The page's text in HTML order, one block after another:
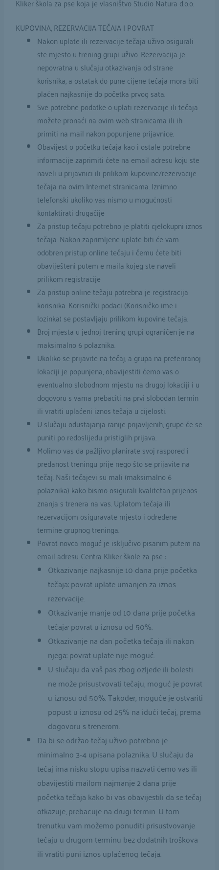
KUPOVINA, REZERVACIJA TEČAJA I POVRAT
Nakon uplate ili rezervacije tečaja uživo osigurali
ste mjesto u trening grupi uživo. Rezervacija je
nepovratna u slučaju otkazivanja od strane
korisnika, a ostatak do pune cijene tečaja mora biti
plaćen najkasnije do početka prvog sata.
Sve potrebne podatke o uplati rezervacije ili tečaja
možete pronaći na ovim web stranicama ili ih
primiti na mail nakon popunjene prijavnice.
Obavijest o početku tečaja kao i ostale potrebne
informacije zaprimiti ćete na email adresu koju ste
naveli u prijavnici ili prilikom kupovine/rezervacije
tečaja na ovim Internet stranicama. Iznimno
telefonski ukoliko vas nismo u mogućnosti
kontaktirati drugačije
Za pristup tečaju potrebno je platiti cjelokupni iznos
tečaja. Nakon zaprimljene uplate biti će vam
odobren pristup online tečaju i čemu ćete biti
obaviješteni putem e maila kojeg ste naveli
prilikom registracije
Za pristup online tečaju potrebna je registracija
korisnika. Korisnički podaci (Korisničko ime i
lozinka) se postavljaju prilikom kupovine tečaja.
Broj mjesta u jednoj trening grupi ograničen je na
maksimalno 6 polaznika.
Ukoliko se prijavite na tečaj, a grupa na preferiranoj
lokaciji je popunjena, obavijestiti ćemo vas o
eventualno slobodnom mjestu na drugoj lokaciji i u
dogovoru s vama prebaciti na prvi slobodan termin
ili vratiti uplaćeni iznos tečaja u cijelosti.
U slučaju odustajanja ranije prijavljenih, grupe će se
puniti po redoslijedu pristiglih prijava.
Molimo vas da pažljivo planirate svoj raspored i
predanost treningu prije nego što se prijavite na
tečaj. Naši tečajevi su mali (maksimalno 6
polaznika) kako bismo osigurali kvalitetan prijenos
znanja s trenera na vas. Uplatom tečaja ili
rezervacijom osiguravate mjesto i određene
termine grupnog treninga.
Povrat novca moguć je isključivo pisanim putem na
email adresu Centra Kliker škole za pse :
Otkazivanje najkasnije 10 dana prije početka
tečaja: povrat uplate umanjen za iznos
rezervacije.
Otkazivanje manje od 10 dana prije početka
tečaja: povrat u iznosu od 50%.
Otkazivanje na dan početka tečaja ili nakon
njega: povrat uplate nije moguć.
U slučaju da vaš pas zbog ozljede ili bolesti
ne može prisustvovati tečaju, moguć je povrat
u iznosu od 50%. Također, moguće je ostvariti
popust u iznosu od 25% na idući tečaj, prema
dogovoru s trenerom.
Da bi se održao tečaj uživo potrebno je
minimalno 3-4 upisana polaznika. U slučaju da
tečaj ima nisku stopu upisa nazvati ćemo vas ili
obavijestiti mailom najmanje 2 dana prije
početka tečaja kako bi vas obavijestili da se tečaj
otkazuje, prebacuje na drugi termin. U tom
trenutku vam možemo ponuditi prisustvovanje
tečaju u drugom terminu bez dodatnih troškova
ili vratiti puni iznos uplaćenog tečaja.